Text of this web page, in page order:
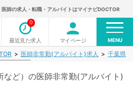
医師の求人・転職・アルバイトはマイナビDOCTOR
最近見た求人
0
マイページ MENU
医師非常勤(アルバイト)求人 千葉県
ど）の医師非常勤(アルバイト)